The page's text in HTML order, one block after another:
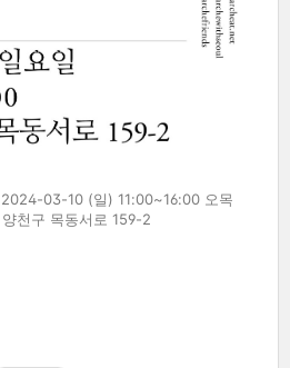
2024-03-10 (일) 11:00~16:00 오목
천구 목동서로 159-2